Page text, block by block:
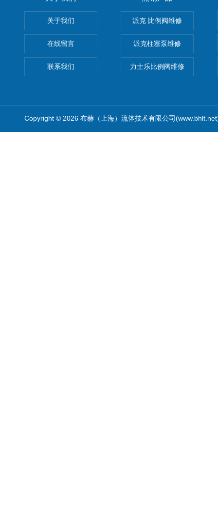
关于我们
在线留言
联系我们
派克 比例阀维修
派克柱塞泵维修
力士乐比例阀维修
Copyright © 2026 布赫（上海）流体技术有限公司